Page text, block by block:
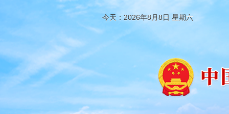
今天：2026年8月8日 星期六